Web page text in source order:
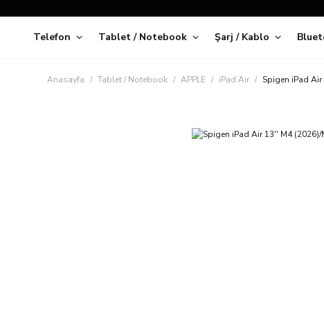
Telefon Tablet / Notebook Şarj / Kablo
Anasayfa Tablet / Notebook APPLE iPad Air Spigen iPad Air